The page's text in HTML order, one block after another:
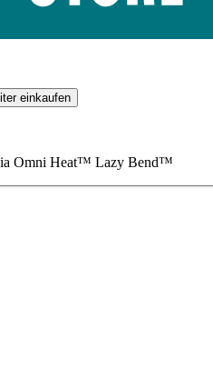
einkaufen
Omni Heat™ Lazy Bend™